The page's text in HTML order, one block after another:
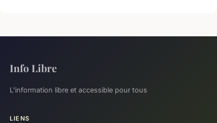
Info Libre
L'information libre et accessible pour tous
LIENS